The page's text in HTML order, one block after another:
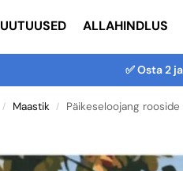
UUTUUSED ALLAHINDLUS
✅ Osta 2
/ Maastik / Päikeseloojang rooside